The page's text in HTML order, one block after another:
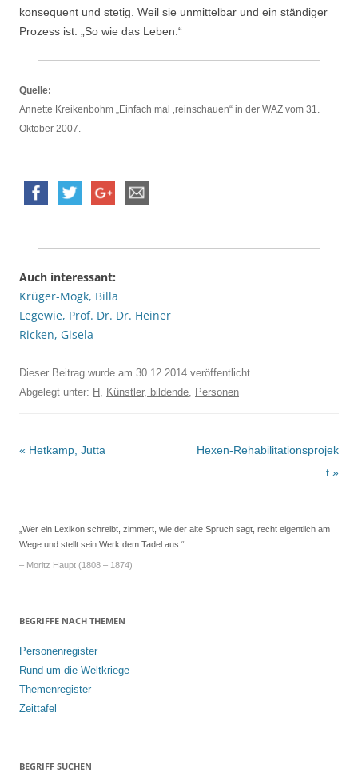
konsequent und stetig. Weil sie unmittelbar und ein ständiger
Prozess ist. „So wie das Leben.“
Quelle:
Annette Kreikenbohm „Einfach mal ‚reinschauen“ in der WAZ vom 31.
Oktober 2007.
Auch interessant:
Krüger-Mogk, Billa
Legewie, Prof. Dr. Dr. Heiner
Ricken, Gisela
Dieser Beitrag wurde am 30.12.2014 veröffentlicht.
Abgelegt unter: H , Künstler, bildende, Personen
Beitrags-
« Hetkamp, Jutta
Hexen-Rehabilitationsprojek
t »
„Wer ein Lexikon schreibt, zimmert, wie der alte Spruch sagt, recht eigentlich am
Wege und stellt sein Werk dem Tadel aus.“
– Moritz Haupt (1808 – 1874)
BEGRIFFE NACH THEMEN
Personenregister
Rund um die Weltkriege
Themenregister
Zeittafel
BEGRIFF SUCHEN